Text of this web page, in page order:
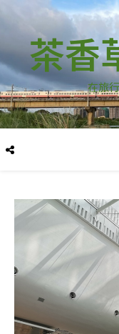
茶香
在旅